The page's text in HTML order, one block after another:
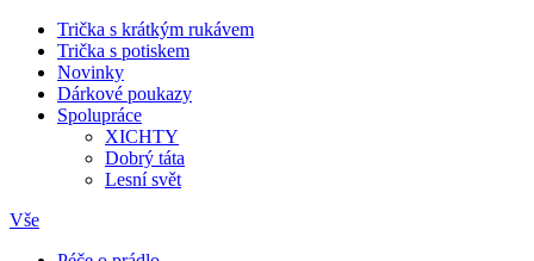
Trička s krátkým rukávem
Trička s potiskem
Novinky
Dárkové poukazy
Spolupráce
XICHTY
Dobrý táta
Lesní svět
Vše